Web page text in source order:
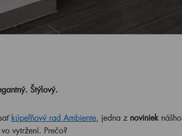
Štýlový.
kúpeľňový rad Ambiente, jedna z noviniek
vytržení. Prečo?